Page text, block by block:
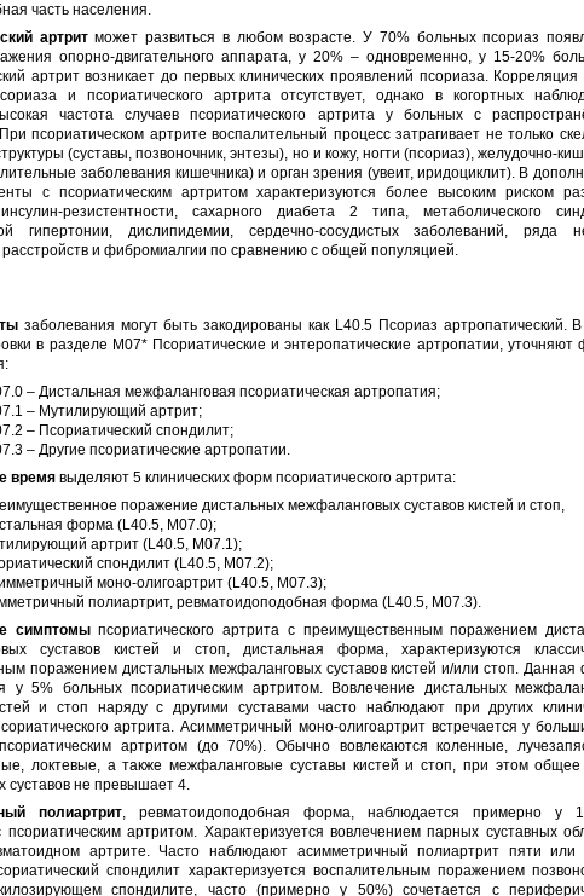
часть населения.
артритможет развиться в любом возрасте. У 70% больных псориаз
опорно-двигательного аппарата, у 20% – одновременно, у 15-20%
артрит возникает до первых клинических проявлений псориаза.
и псориатического артрита отсутствует, однако в когортных
частота случаев псориатического артрита у больных с
псориатическом артрите воспалительный процесс затрагивает не только
(суставы, позвоночник, энтезы), но и кожу, ногти (псориаз), желудочно-
заболевания кишечника) и орган зрения (увеит, иридоциклит). В
с псориатическим артритом характеризуются более высоким риском
резистентности, сахарного диабета 2 типа, метаболического
гипертонии, дислипидемии, сердечно-сосудистых заболеваний, ряда
расстройств и фибромиалгии по сравнению с общей популяцией.
заболевания могут быть закодированы как L40.5 Псориаз артропатический.
в разделе M07* Псориатические и энтеропатические артропатии, уточняют
– Дистальная межфаланговая псориатическая артропатия;
– Мутилирующий артрит;
– Псориатический спондилит;
– Другие псориатические артропатии.
время выделяют 5 клинических форм псориатического артрита:
поражение дистальных межфаланговых суставов кистей и стоп,
форма (L40.5, M07.0);
артрит (L40.5, M07.1);
спондилит (L40.5, M07.2);
моно-олигоартрит (L40.5, M07.3);
полиартрит, ревматоидоподобная форма (L40.5, M07.3).
симптомыпсориатического артрита с преимущественным поражением
суставов кистей и стоп, дистальная форма, характеризуются
поражением дистальных межфаланговых суставов кистей и/или стоп.
у 5% больных псориатическим артритом. Вовлечение дистальных
и стоп наряду с другими суставами часто наблюдают при других
артрита. Асимметричный моно-олигоартрит встречается у
артритом (до 70%). Обычно вовлекаются коленные,
локтевые, а также межфаланговые суставы кистей и стоп, при этом общее
суставов не превышает 4.
полиартрит, ревматоидоподобная форма, наблюдается примерно у
псориатическим артритом. Характеризуется вовлечением парных суставных
артрите. Часто наблюдают асимметричный полиартрит пяти или
спондилит характеризуется воспалительным поражением
спондилите, часто (примерно у 50%) сочетается с